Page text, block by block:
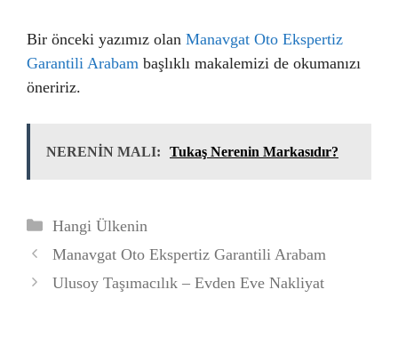
Bir önceki yazımız olan Manavgat Oto Ekspertiz
Garantili Arabam başlıklı makalemizi de okumanızı
öneririz.
NERENİN MALI: Tukaş Nerenin Markasıdır?
Kategoriler
Hangi Ülkenin
Manavgat Oto Ekspertiz Garantili Arabam
Ulusoy Taşımacılık – Evden Eve Nakliyat